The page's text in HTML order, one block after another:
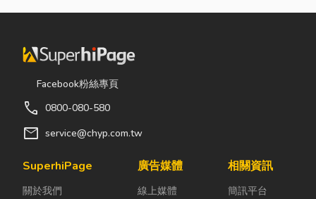
混亂的環境
有三件事情如
果沒做好，最
容易發生嚴重
清「主力
牆」，盲目亂
陷： 這是老屋
的致命錯
天都在使用的
門窗不只是遮
通風與生活品
氣候潮濕多
又美觀的門窗
資源管理。透
成本，實現節
經營的目標。
Facebook粉絲專頁
call 0800-080-580
mail service@chyp.com.tw
SuperhiPage
關於我們
廣告媒體
線上媒體
相關資訊
簡訊平台